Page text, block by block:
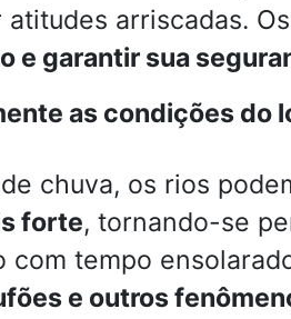
arriscadas.
e garantir sua
as condições do
chuva, os rios
forte, tornando-se
com tempo
e outros